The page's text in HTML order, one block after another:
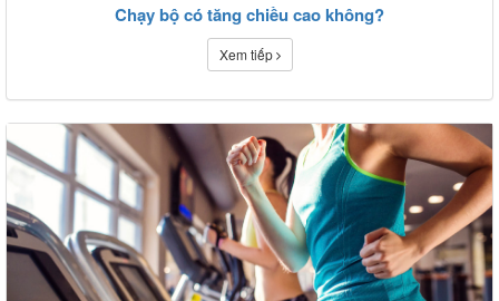
Chạy bộ có tăng chiều cao không?
Xem tiếp